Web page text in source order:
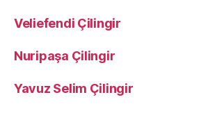
Veliefendi Çilingir
Nuripaşa Çilingir
Yavuz Selim Çilingir